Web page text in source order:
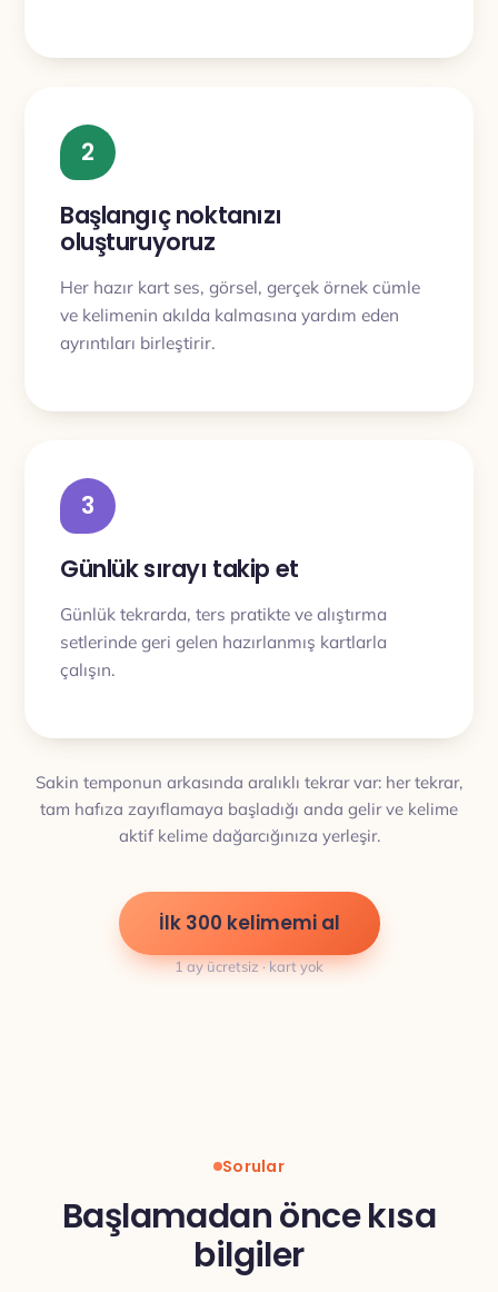
2
Başlangıç noktanızı
oluşturuyoruz
Her hazır kart ses, görsel, gerçek örnek cümle
ve kelimenin akılda kalmasına yardım eden
ayrıntıları birleştirir.
3
Günlük sırayı takip et
Günlük tekrarda, ters pratikte ve alıştırma
setlerinde geri gelen hazırlanmış kartlarla
çalışın.
Sakin temponun arkasında aralıklı tekrar var: her tekrar,
tam hafıza zayıflamaya başladığı anda gelir ve kelime
aktif kelime dağarcığınıza yerleşir.
İlk 300 kelimemi al
1 ay ücretsiz · kart yok
Sorular
Başlamadan önce kısa
bilgiler